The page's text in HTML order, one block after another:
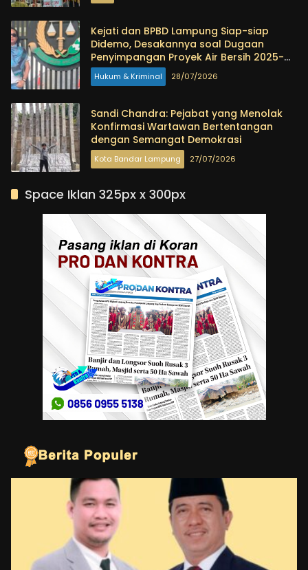
Kejati dan BPBD Lampung Siap-siap
Didemo, Desakannya soal Dugaan
Penyimpangan Proyek Air Bersih 2025-
2026
Hukum & Kriminal 28/07/2026
Sandi Chandra: Pejabat yang Menolak
Konfirmasi Wartawan Bertentangan
dengan Semangat Demokrasi
Kota Bandar Lampung 27/07/2026
Space Iklan 325px x 300px